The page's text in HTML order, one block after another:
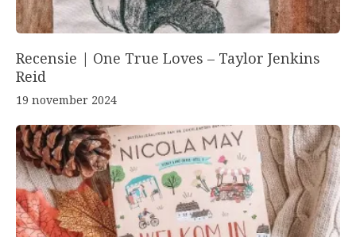
Recensie | One True Loves – Taylor Jenkins
Reid
19 november 2024